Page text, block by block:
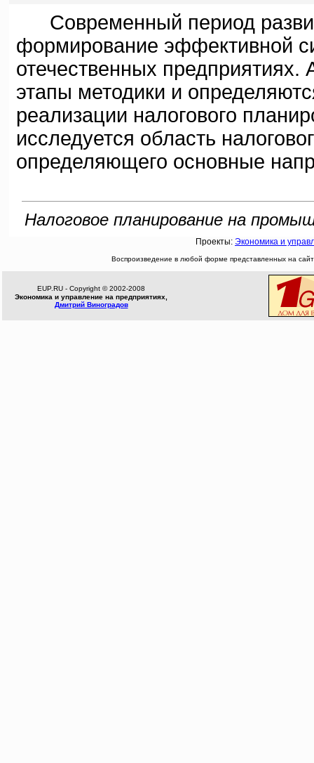
Современный период
формирование эффективной
отечественных предприятиях.
этапы методики и
реализации налогового
исследуется область
определяющего основные
Налоговое планирование на
Проекты: Экономика и
Воспроизведение в любой форме представленных на
EUP.RU - Copyright © 2002-2008
Экономика и управление на предприятиях,
Дмитрий Виноградов